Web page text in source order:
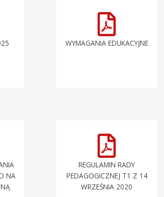
WYMAGANIA EDUKACYJNE
NA
REGULAMIN RADY
PEDAGOGICZNEJ T1 Z 14
WRZEŚNIA 2020